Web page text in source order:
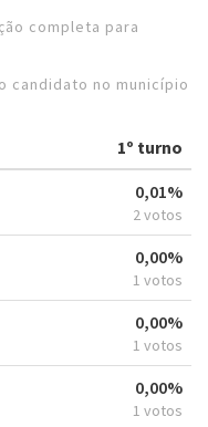
completa para
candidato no município
1º turno
0,01%
2 votos
0,00%
1 votos
0,00%
1 votos
0,00%
1 votos